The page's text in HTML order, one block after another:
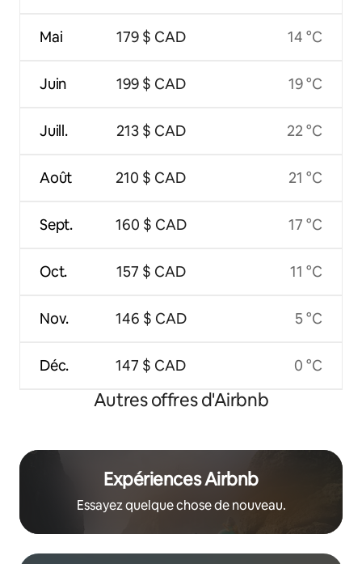
Mai
Juin
Juill.
Août
Sept.
Oct.
Nov.
Déc.
179 $ CAD
199 $ CAD
213 $ CAD
210 $ CAD
160 $ CAD
157 $ CAD
146 $ CAD
147 $ CAD
14 °C
19 °C
22 °C
21 °C
17 °C
11 °C
5 °C
0 °C
Autres offres d'Airbnb
Expériences Airbnb
Essayez quelque chose de nouveau.